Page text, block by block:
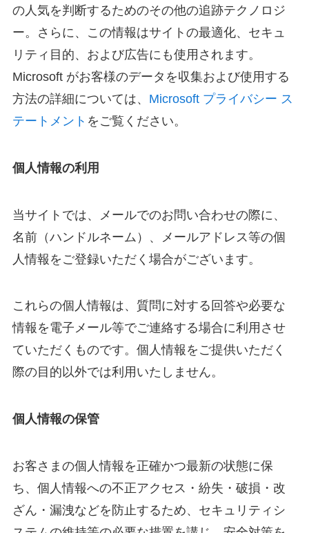
の人気を判断するためのその他の追跡テクノロジ
ー。さらに、この情報はサイトの最適化、セキュ
リティ目的、および広告にも使用されます。
Microsoft がお客様のデータを収集および使用する
方法の詳細については、 Microsoft プライバシー ス
テートメント をご覧ください。
個人情報の利用
当サイトでは、メールでのお問い合わせの際に、
名前（ハンドルネーム）、メールアドレス等の個
人情報をご登録いただく場合がございます。
これらの個人情報は、質問に対する回答や必要な
情報を電子メール等でご連絡する場合に利用させ
ていただくものです。個人情報をご提供いただく
際の目的以外では利用いたしません。
個人情報の保管
お客さまの個人情報を正確かつ最新の状態に保
ち、個人情報への不正アクセス・紛失・破損・改
ざん・漏洩などを防止するため、セキュリティシ